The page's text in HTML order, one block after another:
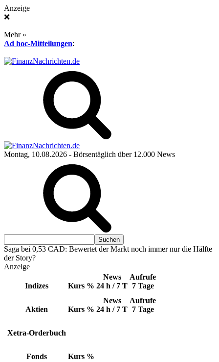
Anzeige
❌
Mehr »
Ad hoc-Mitteilungen:
Montag, 10.08.2026 - Börsentäglich über 12.000 News
Saga bei 0,53 CAD: Bewertet der Markt noch immer nur die Hälfte
der Story?
Anzeige
Indizes Kurs %
News
24 h / 7 T
Aufrufe
7 Tage
Aktien Kurs %
News
24 h / 7 T
Aufrufe
7 Tage
Xetra-Orderbuch
Fonds Kurs %